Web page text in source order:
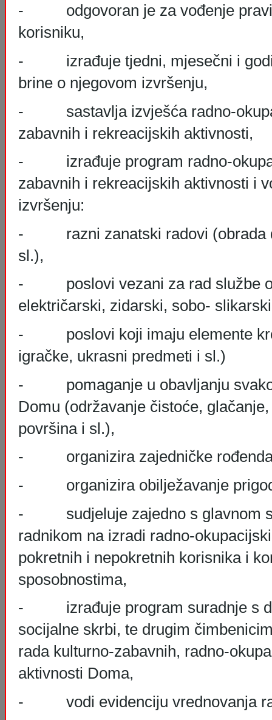
- odgovoran je za vođenje
korisniku,
- izrađuje tjedni, mjesečni i
brine o njegovom izvršenju,
- sastavlja izvješća radno-
zabavnih i rekreacijskih aktivnosti,
- izrađuje program radno-
zabavnih i rekreacijskih aktivnosti i
izvršenju:
- razni zanatski radovi (obrada
sl.),
- poslovi vezani za rad službe
električarski, zidarski, sobo-
- poslovi koji imaju elemente
igračke, ukrasni predmeti i sl.)
- pomaganje u obavljanju
Domu (održavanje čistoće,
površina i sl.),
- organizira zajedničke
- organizira obilježavanje
- sudjeluje zajedno s glavnom
radnikom na izradi radno-
pokretnih i nepokretnih korisnika i
sposobnostima,
- izrađuje program suradnje s
socijalne skrbi, te drugim
rada kulturno-zabavnih, radno-
aktivnosti Doma,
- vodi evidenciju vrednovanja